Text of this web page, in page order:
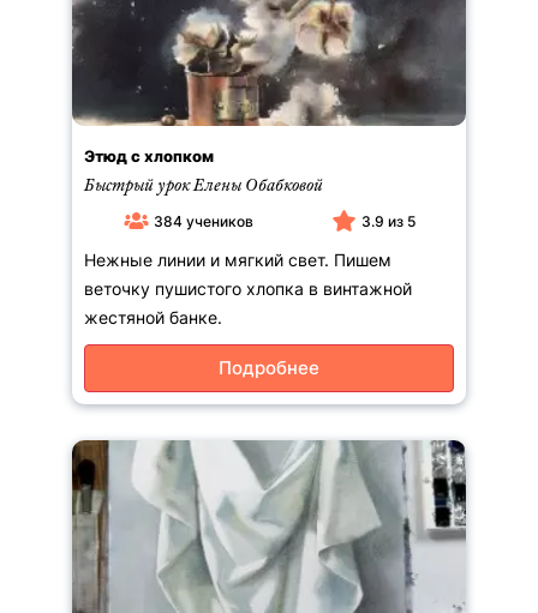
Этюд с хлопком
Быстрый урок Елены Обабковой
384 учеников 3.9 из 5
Нежные линии и мягкий свет. Пишем
веточку пушистого хлопка в винтажной
жестяной банке.
Подробнее